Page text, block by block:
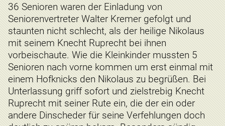
36 Senioren waren der Einladung von
Seniorenvertreter Walter Kremer gefolgt und
staunten nicht schlecht, als der heilige Nikolaus
mit seinem Knecht Ruprecht bei ihnen
vorbeischaute. Wie die Kleinkinder mussten 5
Senioren nach vorne kommen um erst einmal mit
einem Hofknicks den Nikolaus zu begrüßen. Bei
Unterlassung griff sofort und zielstrebig Knecht
Ruprecht mit seiner Rute ein, die der ein oder
andere Dinscheder für seine Verfehlungen doch